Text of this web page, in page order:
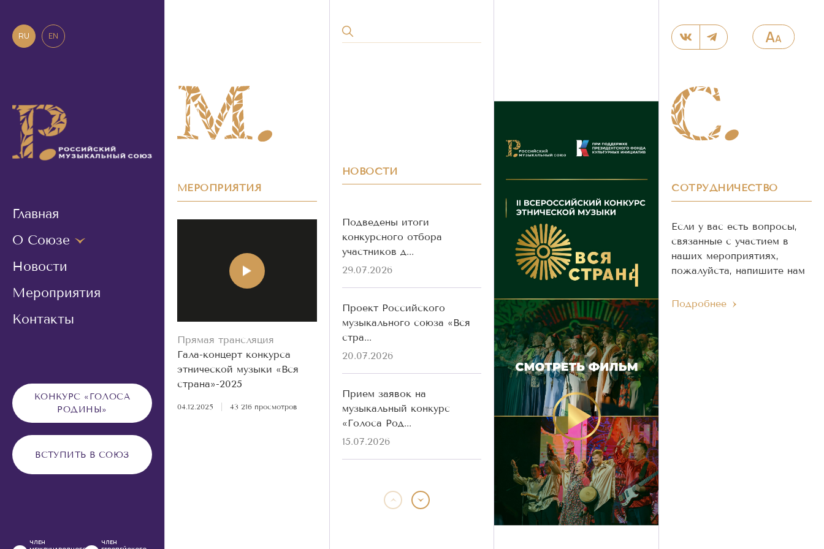
RU EN
Главная
О Союзе
Новости
Мероприятия
Контакты
КОНКУРС «ГОЛОСА
РОДИНЫ»
ВСТУПИТЬ В СОЮЗ
ЧЛЕН
ЧЛЕН
МЕРОПРИЯТИЯ
Прямая трансляция
Гала-концерт конкурса
этнической музыки «Вся
страна»-2025
04.12.2025 43 216 просмотров
НОВОСТИ
Подведены итоги
конкурсного отбора
участников д...
29.07.2026
Проект Российского
музыкального союза «Вся
стра...
20.07.2026
Прием заявок на
музыкальный конкурс
«Голоса Род...
15.07.2026
«Голоса Родины» разных
СОТРУДНИЧЕСТВО
Если у вас есть вопросы,
связанные с участием в
наших мероприятиях,
пожалуйста, напишите нам
Подробнее